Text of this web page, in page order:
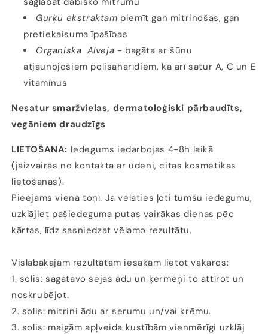
Gurķu ekstraktam piemīt gan mitrinošas, gan
pretiekaisuma īpašības
Organiska Alveja - bagāta ar šūnu
atjaunojošiem polisaharīdiem, kā arī satur A, C un E
vitamīnus
Nesatur smaržvielas, dermatoloģiski pārbaudīts,
vegāniem draudzīgs
LIETOŠANA: Iedegums iedarbojas 4-8h laikā
(jāizvairās no kontakta ar ūdeni, citas kosmētikas
lietošanas).
Pieejams vienā toņī. Ja vēlaties ļoti tumšu iedegumu,
uzklājiet pašiedeguma putas vairākas dienas pēc
kārtas, līdz sasniedzat vēlamo rezultātu.
Vislabākajam rezultātam iesakām lietot vakaros:
1. solis: sagatavo sejas ādu un ķermeņi to attīrot un
noskrubējot.
2. solis: mitrini ādu ar serumu un/vai krēmu.
3. solis: maigām apļveida kustībām vienmērīgi uzklāj